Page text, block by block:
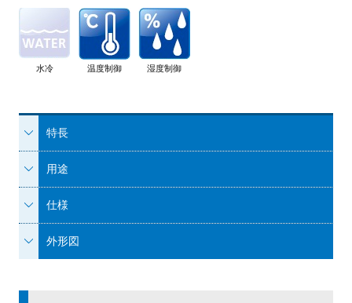
水冷 温度制御 湿度制御
特長
用途
仕様
外形図